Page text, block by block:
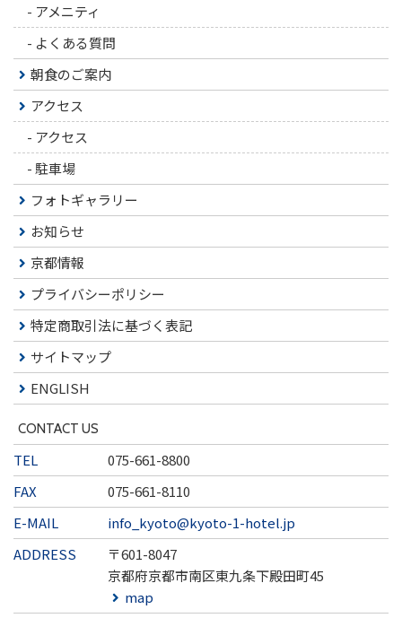
- アメニティ
- よくある質問
朝食のご案内
アクセス
- アクセス
- 駐車場
フォトギャラリー
お知らせ
京都情報
プライバシーポリシー
特定商取引法に基づく表記
サイトマップ
ENGLISH
CONTACT US
TEL
075-661-8800
FAX
075-661-8110
E-MAIL
info_kyoto@kyoto-1-hotel.jp
ADDRESS
〒601-8047
京都府京都市南区東九条下殿田町45
map